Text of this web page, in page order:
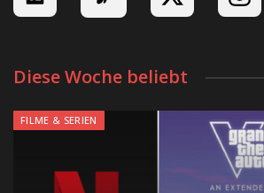
Diese Woche beliebt
FILME & SERIEN